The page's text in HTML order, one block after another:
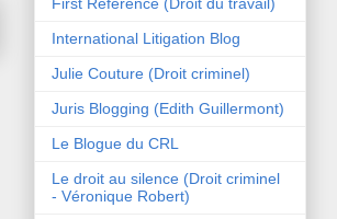
International Litigation Blog
Julie Couture (Droit criminel)
Juris Blogging (Edith Guillermont)
Le Blogue du CRL
Le droit au silence (Droit criminel
- Véronique Robert)